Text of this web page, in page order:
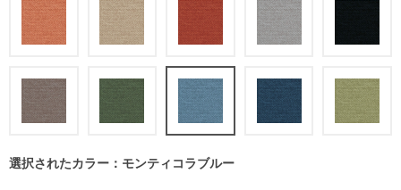
選択されたカラー：モンティコラブルー